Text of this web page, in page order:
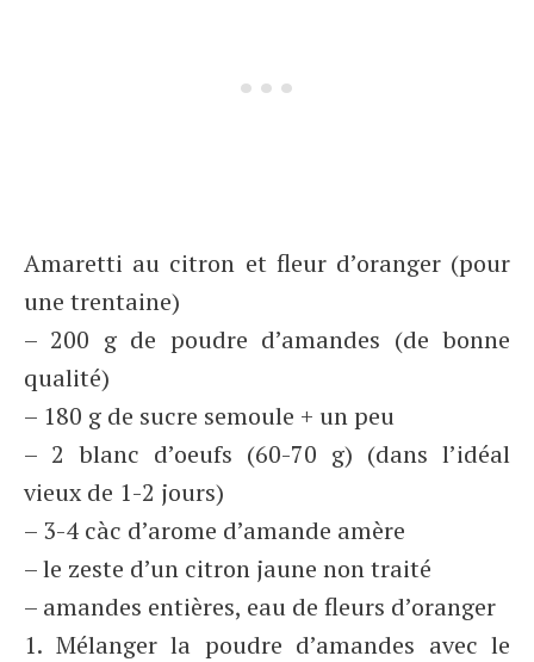
Amaretti au citron et fleur d’oranger (pour
une trentaine)
– 200 g de poudre d’amandes (de bonne
qualité)
– 180 g de sucre semoule + un peu
– 2 blanc d’oeufs (60-70 g) (dans l’idéal
vieux de 1-2 jours)
– 3-4 càc d’arome d’amande amère
– le zeste d’un citron jaune non traité
– amandes entières, eau de fleurs d’oranger
1. Mélanger la poudre d’amandes avec le